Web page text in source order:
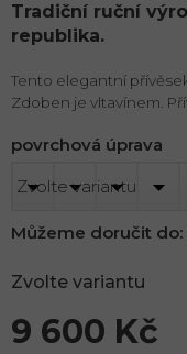
9 600 Kč
Zvolte variantu
povrchová úprava
Můžeme doručit do:
Tradiční ruční
republika.
Tento elegantní
Zdoben je vltavínem.